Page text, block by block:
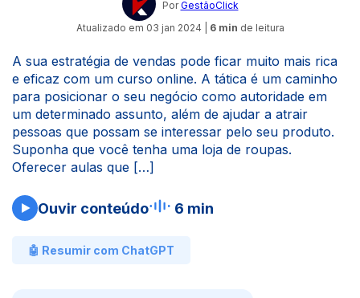
Por GestãoClick
Atualizado em 03 jan 2024 6 min de leitura
A sua estratégia de vendas pode ficar muito mais rica
e eficaz com um curso online. A tática é um caminho
para posicionar o seu negócio como autoridade em
um determinado assunto, além de ajudar a atrair
pessoas que possam se interessar pelo seu produto.
Suponha que você tenha uma loja de roupas.
Oferecer aulas que […]
Ouvir conteúdo 6 min
🤖 Resumir com ChatGPT